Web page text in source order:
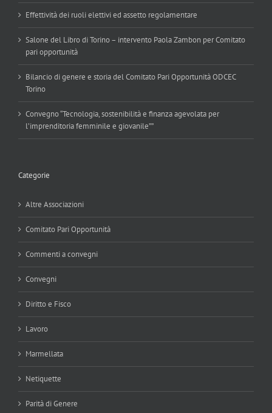
Effettività dei ruoli elettivi ed assetto regolamentare
Salone del Libro di Torino – intervento Paola Zambon per Comitato
pari opportunità
Bilancio di genere e storia del Comitato Pari Opportunità ODCEC
Torino
Convegno “Tecnologia, sostenibilità e finanza agevolata per
l’imprenditoria femminile e giovanile””
Categorie
Altre Associazioni
Comitato Pari Opportunità
Commenti a convegni
Convegni
Diritto e Fisco
Lavoro
Marmellata
Netiquette
Parità di Genere